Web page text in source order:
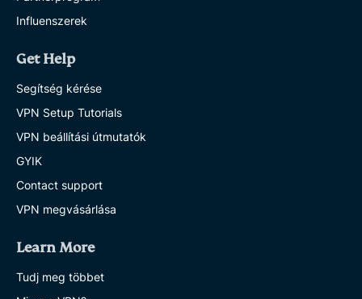
Influenszerek
Get Help
Segítség kérése
VPN Setup Tutorials
VPN beállítási útmutatók
GYIK
Contact support
VPN megvásárlása
Learn More
Tudj meg többet